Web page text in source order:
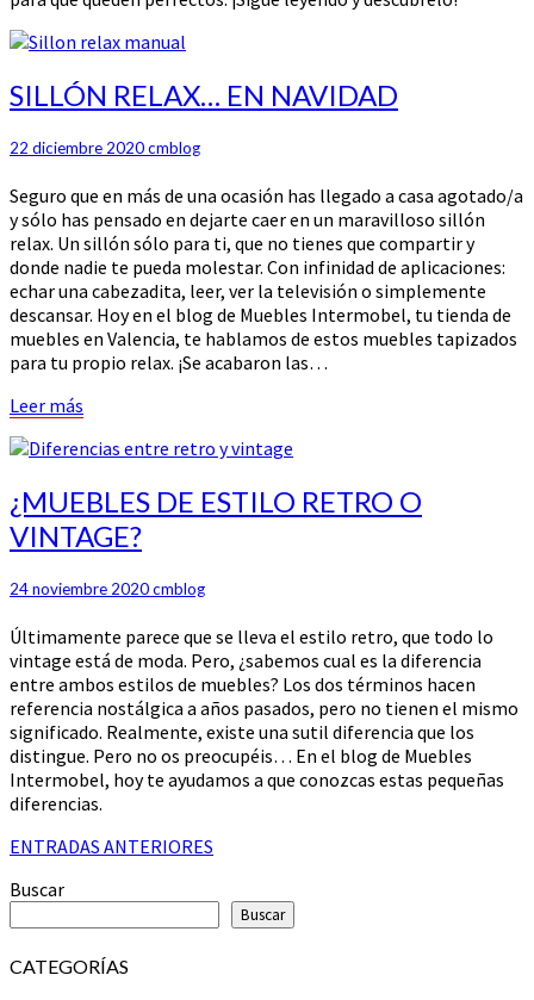
SILLÓN
RELAX…
NAVIDAD
SILLÓN RELAX… EN NAVIDAD
22 diciembre 2020cmblog
Seguro que en más de una ocasión has llegado a casa agotado/a
y sólo has pensado en dejarte caer en un maravilloso sillón
relax. Un sillón sólo para ti, que no tienes que compartir y
donde nadie te pueda molestar. Con infinidad de aplicaciones:
echar una cabezadita, leer, ver la televisión o simplemente
descansar. Hoy en el blog de Muebles Intermobel, tu tienda de
muebles en Valencia, te hablamos de estos muebles tapizados
para tu propio relax. ¡Se acabaron las…
Leer más
¿MUEBLES
DE
ESTILO
O
¿MUEBLES DE ESTILO RETRO O
VINTAGE?
24 noviembre 2020cmblog
Últimamente parece que se lleva el estilo retro, que todo lo
vintage está de moda. Pero, ¿sabemos cual es la diferencia
entre ambos estilos de muebles? Los dos términos hacen
referencia nostálgica a años pasados, pero no tienen el mismo
significado. Realmente, existe una sutil diferencia que los
distingue. Pero no os preocupéis… En el blog de Muebles
Intermobel, hoy te ayudamos a que conozcas estas pequeñas
diferencias.
Navegación
de
entradas
ENTRADAS ANTERIORES
Buscar
Buscar
CATEGORÍAS